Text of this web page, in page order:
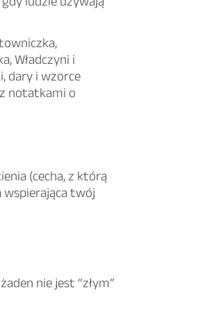
Władczyni i
dary i wzorce
notatkami o
(cecha, z którą
twój
nie jest “złym”